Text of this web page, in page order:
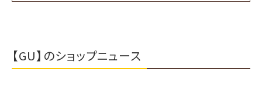
【GU】のショップニュース